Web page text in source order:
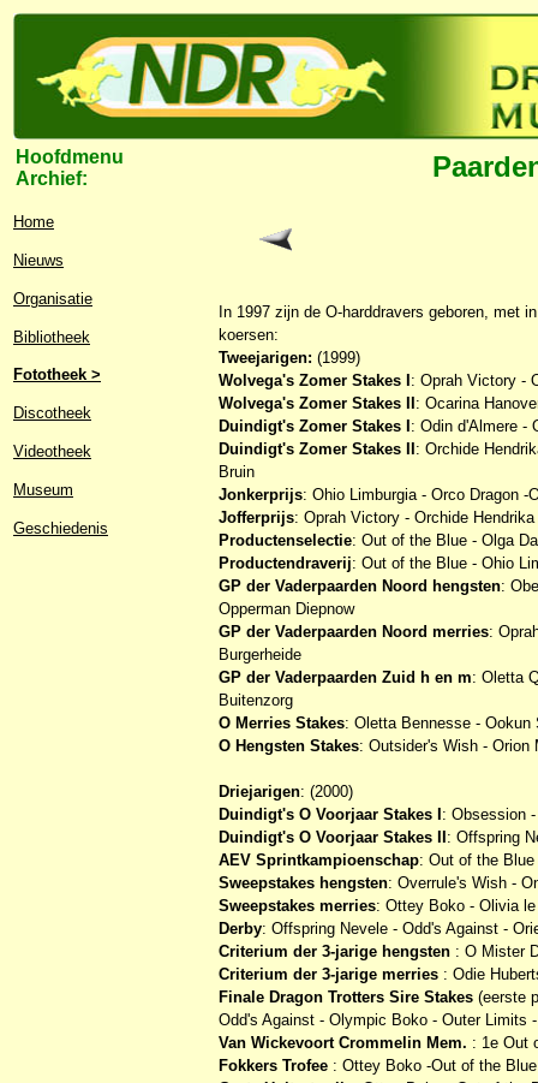
Hoofdmenu
Archief:
Home
Nieuws
Organisatie
Bibliotheek
Fototheek >
Discotheek
Videotheek
Museum
Geschiedenis
In 1997 zijn de O-harddravers geboren, met
koersen:
Tweejarigen: (1999)
Wolvega's Zomer Stakes I : Oprah Victory -
Wolvega's Zomer Stakes II : Ocarina
Duindigt's Zomer Stakes I : Odin d'Almere -
Duindigt's Zomer Stakes II : Orchide
Bruin
Jonkerprijs: Ohio Limburgia - Orco Dragon
Jofferprijs: Oprah Victory - Orchide
Productenselectie: Out of the Blue - Olga
Productendraverij: Out of the Blue - Ohio
GP der Vaderpaarden Noord hengsten:
Opperman Diepnow
GP der Vaderpaarden Noord merries:
Burgerheide
GP der Vaderpaarden Zuid h en m: Oletta
Buitenzorg
O Merries Stakes: Oletta Bennesse - Ookun
O Hengsten Stakes: Outsider's Wish - Orion
Driejarigen: (2000)
Duindigt's O Voorjaar Stakes I : Obsession
Duindigt's O Voorjaar Stakes II : Offspring
AEV Sprintkampioenschap: Out of the
Sweepstakes hengsten: Overrule's Wish -
Sweepstakes merries: Ottey Boko - Olivia
Derby: Offspring Nevele - Odd's Against -
Criterium der 3-jarige hengsten : O Mister
Criterium der 3-jarige merries : Odie
Finale Dragon Trotters Sire Stakes (eerste
Odd's Against - Olympic Boko - Outer Limits
Van Wickevoort Crommelin Mem. : 1e Out
Fokkers Trofee : Ottey Boko -Out of the